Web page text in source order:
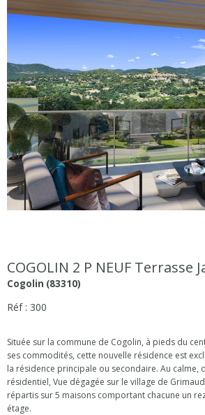
COGOLIN 2 P NEUF Terrasse
Cogolin (83310)
Réf : 300
Située sur la commune de Cogolin, à pieds du
ses commodités, cette nouvelle résidence est
la résidence principale ou secondaire. Au calme,
résidentiel, Vue dégagée sur le village de
répartis sur 5 maisons comportant chacune un
étage.